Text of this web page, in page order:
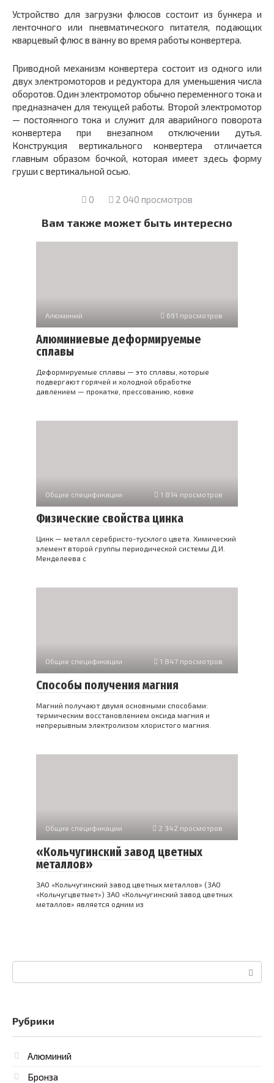
Устройство для загрузки флюсов состоит из бункера и
ленточного или пневматического питателя, подающих
кварцевый флюс в ванну во время работы конвертера.
Приводной механизм конвертера состоит из одного или
двух электромоторов и редуктора для уменьшения числа
оборотов. Один электромотор обычно переменного тока и
предназначен для текущей работы. Второй электромотор
— постоянного тока и служит для аварийного поворота
конвертера при внезапном отключении дутья.
Конструкция вертикального конвертера отличается
главным образом бочкой, которая имеет здесь форму
груши с вертикальной осью.
0 2 040 просмотров
Вам также может быть интересно
Алюминий 691 просмотров
Алюминиевые деформируемые
сплавы
Деформируемые сплавы — это сплавы, которые
подвергают горячей и холодной обработке
давлением — прокатке, прессованию, ковке
Общие спецификации 1 814 просмотров
Физические свойства цинка
Цинк — металл серебристо-тусклого цвета. Химический
элемент второй группы периодической системы Д.И.
Менделеева с
Общие спецификации 1 847 просмотров
Способы получения магния
Магний получают двумя основными способами:
термическим восстановлением оксида магния и
непрерывным электролизом хлористого магния.
Общие спецификации 2 342 просмотров
«Кольчугинский завод цветных
металлов»
ЗАО «Кольчугинский завод цветных металлов» (ЗАО
«Кольчугцветмет») ЗАО «Кольчугинский завод цветных
металлов» является одним из
Поиск:
Рубрики
Алюминий
Бронза